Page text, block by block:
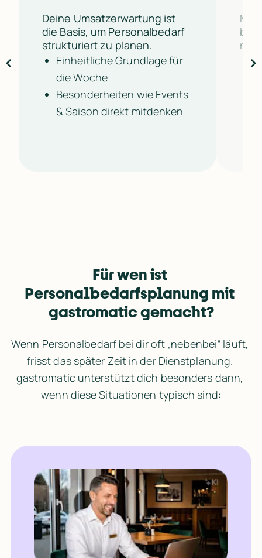
Deine Umsatzerwartung ist
die Basis, um Personalbedarf
strukturiert zu planen.
Einheitliche Grundlage für
die Woche
Besonderheiten wie Events
& Saison direkt mitdenken
Mit
Für wen ist
Personalbedarfsplanung mit
gastromatic gemacht?
Wenn Personalbedarf bei dir oft „nebenbei“ läuft,
frisst das später Zeit in der Dienstplanung.
gastromatic unterstützt dich besonders dann,
wenn diese Situationen typisch sind: